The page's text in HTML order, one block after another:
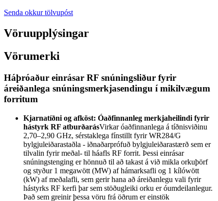
Senda okkur tölvupóst
Vöruupplýsingar
Vörumerki
Háþróaður einrásar RF snúningsliður fyrir
áreiðanlega snúningsmerkjasendingu í mikilvægum
forritum
Kjarnatíðni og afköst: Óaðfinnanleg merkjaheilindi fyrir
hástyrk RF atburðarásVirkar óaðfinnanlega á tíðnisviðinu
2,70–2,90 GHz, sérstaklega fínstillt fyrir WR284/G
bylgjuleiðarastaðla - iðnaðarprófuð bylgjuleiðarastærð sem er
tilvalin fyrir meðal- til háafls RF forrit. Þessi einrásar
snúningstenging er hönnuð til að takast á við mikla orkuþörf
og styður 1 megawött (MW) af hámarksafli og 1 kílówött
(kW) af meðalafli, sem gerir hana að áreiðanlegu vali fyrir
hástyrks RF kerfi þar sem stöðugleiki orku er óumdeilanlegur.
Það sem greinir þessa vöru frá öðrum er einstök